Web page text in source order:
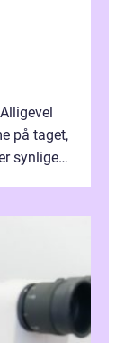
på taget,
synlige